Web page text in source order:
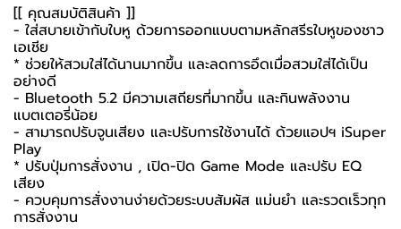
[[ คุณสมบัติสินค้า ]]
- ใส่สบายเข้ากับใบหู ด้วยการออกแบบตามหลักสรีรใบหูของชาว
เอเชีย
* ช่วยให้สวมใส่ได้นานมากขึ้น และลดการอึดเมื่อสวมใส่ได้เป็น
อย่างดี
- Bluetooth 5.2 มีความเสถียรที่มากขึ้น และกินพลังงาน
แบตเตอรี่น้อย
- สามารถปรับจูนเสียง และปรับการใช้งานได้ ด้วยแอปฯ iSuper
Play
* ปรับปุ่มการสั่งงาน , เปิด-ปิด Game Mode และปรับ EQ
เสียง
- ควบคุมการสั่งงานง่ายด้วยระบบสัมผัส แม่นยำ และรวดเร็วทุก
การสั่งงาน